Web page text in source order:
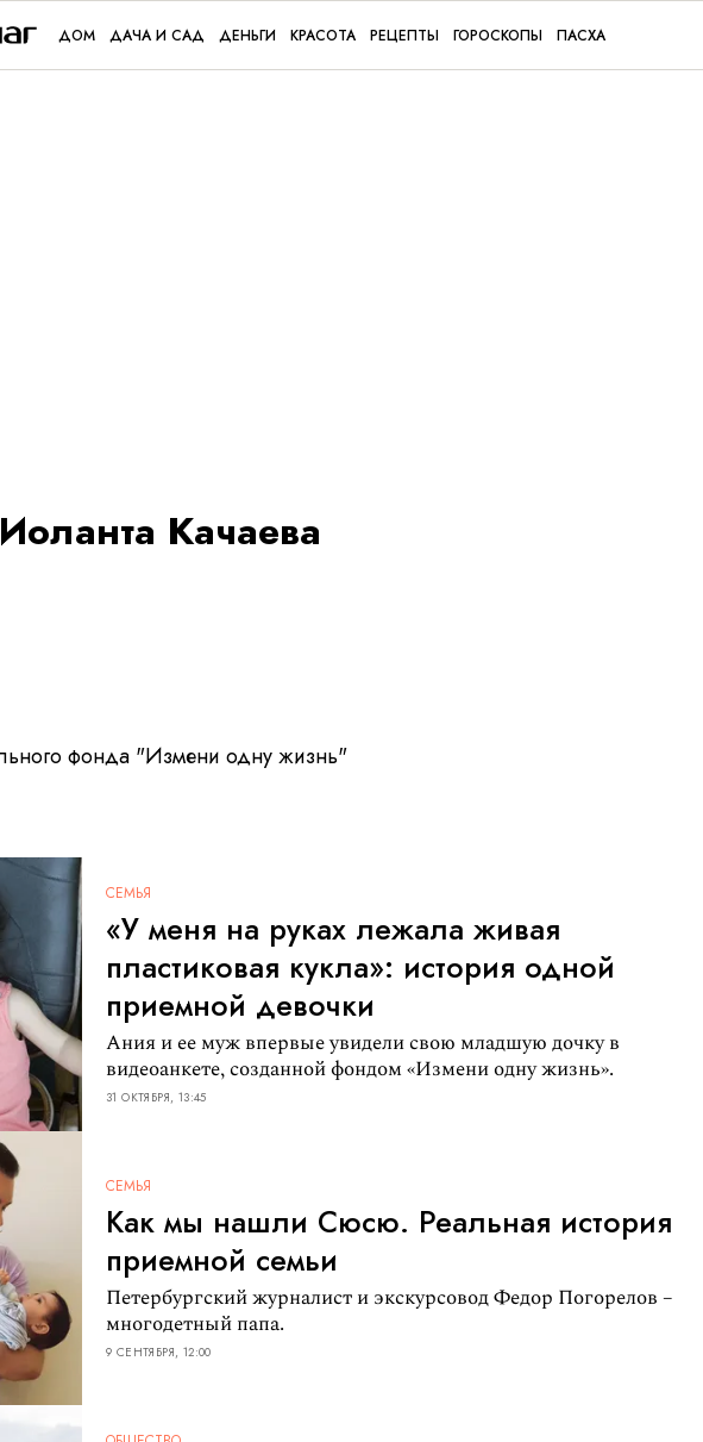
ДОМ ДАЧА И САД ДЕНЬГИ КРАСОТА РЕЦЕПТЫ ГОРОСКОПЫ ПАСХА
Иоланта Качаева
фонда "Измени одну жизнь"
СЕМЬЯ
«У меня на руках лежала живая
пластиковая кукла»: история одной
приемной девочки
Ания и ее муж впервые увидели свою младшую дочку в
видеоанкете, созданной фондом «Измени одну жизнь».
31 ОКТЯБРЯ, 13:45
СЕМЬЯ
Как мы нашли Сюсю. Реальная история
приемной семьи
Петербургский журналист и экскурсовод Федор Погорелов –
многодетный папа.
9 СЕНТЯБРЯ, 12:00